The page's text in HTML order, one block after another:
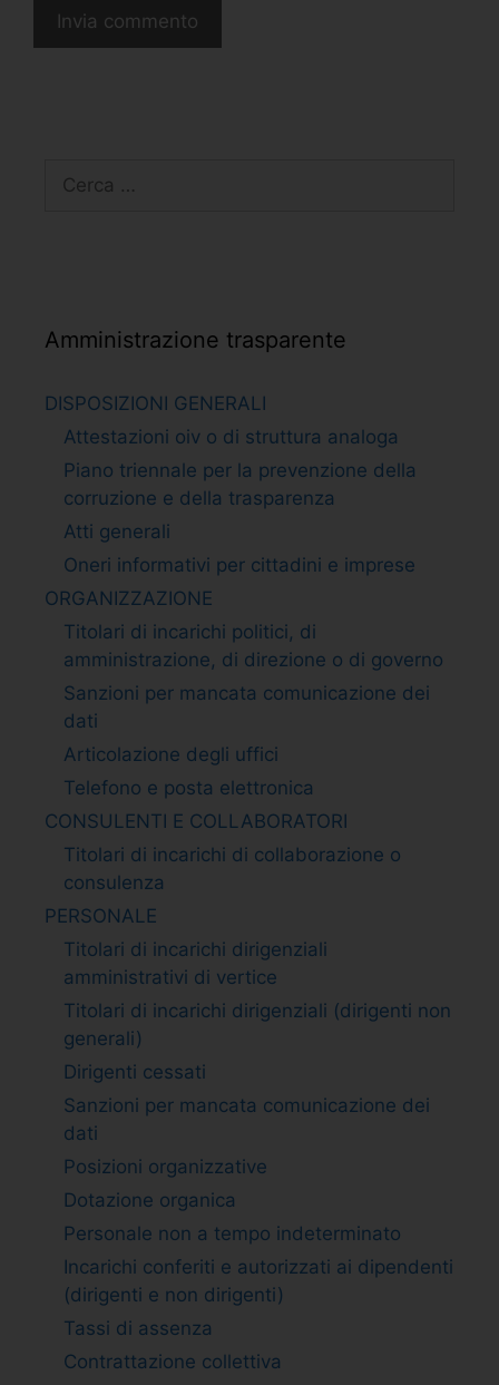
Amministrazione trasparente
DISPOSIZIONI GENERALI
Attestazioni oiv o di struttura analoga
Piano triennale per la prevenzione della
corruzione e della trasparenza
Atti generali
Oneri informativi per cittadini e imprese
ORGANIZZAZIONE
Titolari di incarichi politici, di
amministrazione, di direzione o di governo
Sanzioni per mancata comunicazione dei
dati
Articolazione degli uffici
Telefono e posta elettronica
CONSULENTI E COLLABORATORI
Titolari di incarichi di collaborazione o
consulenza
PERSONALE
Titolari di incarichi dirigenziali
amministrativi di vertice
Titolari di incarichi dirigenziali (dirigenti non
generali)
Dirigenti cessati
Sanzioni per mancata comunicazione dei
dati
Posizioni organizzative
Dotazione organica
Personale non a tempo indeterminato
Incarichi conferiti e autorizzati ai dipendenti
(dirigenti e non dirigenti)
Tassi di assenza
Contrattazione collettiva